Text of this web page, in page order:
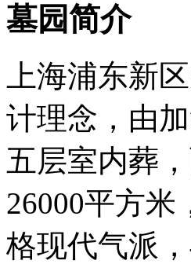
墓园简介
上海浦东新
计理念，由
五层室内葬
26000平方
格现代气派